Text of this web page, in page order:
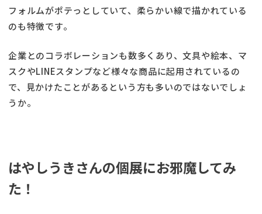
フォルムがポテっとしていて、柔らかい線で描かれている
のも特徴です。
企業とのコラボレーションも数多くあり、文具や絵本、マ
スクやLINEスタンプなど様々な商品に起用されているの
で、見かけたことがあるという方も多いのではないでしょ
うか。
はやしうきさんの個展にお邪魔してみ
た！